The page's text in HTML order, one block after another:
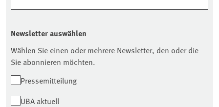
Newsletter auswählen
Wählen Sie einen oder mehrere Newsletter, den oder die
Sie abonnieren möchten.
Pressemitteilung
UBA aktuell